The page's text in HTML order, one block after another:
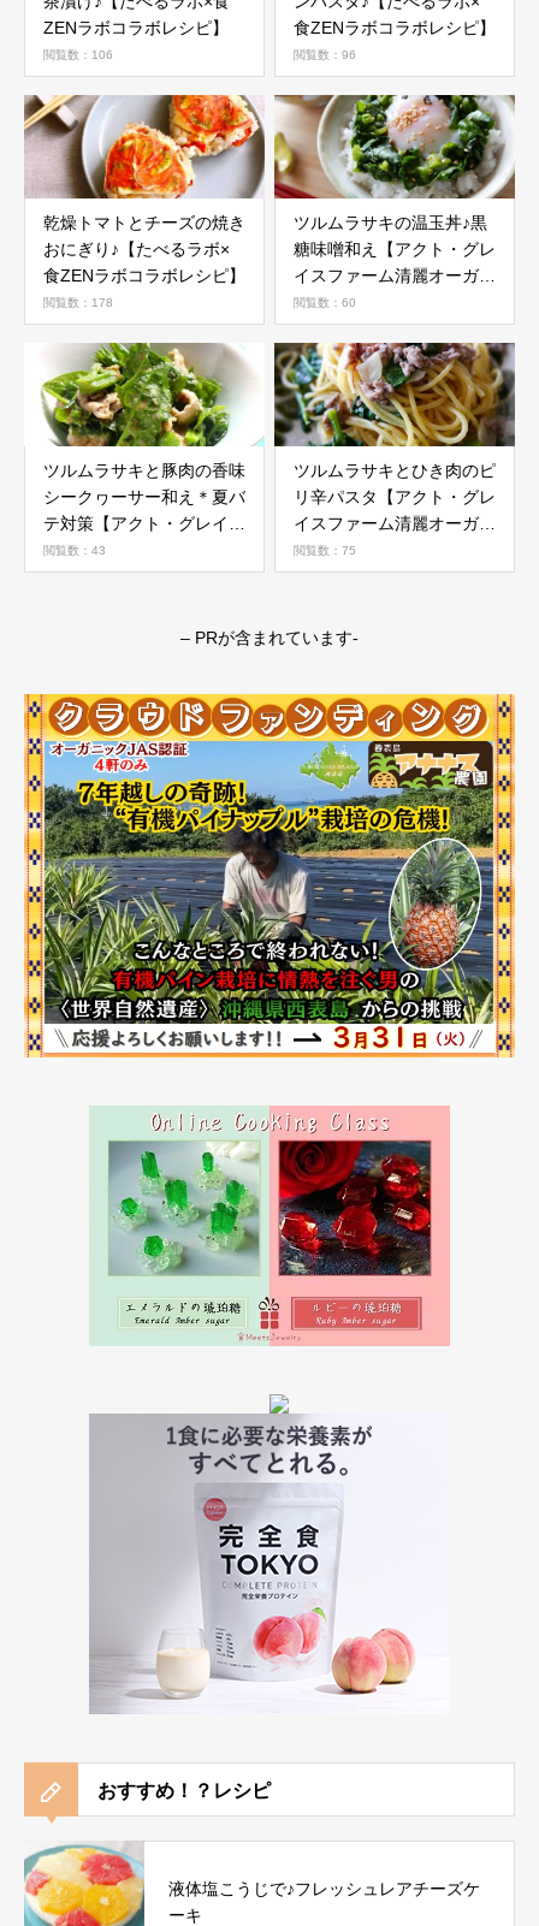
ZENラボコラボレシピ】
閲覧数：106
食ZENラボコラボレシピ】
閲覧数：96
乾燥トマトとチーズの焼き
おにぎり♪【たべるラボ×
食ZENラボコラボレシピ】
閲覧数：178
ツルムラサキの温玉丼♪黒
糖味噌和え【アクト・グレ
イスファーム清麗オーガニ
ック野菜活用レシピ】
閲覧数：60
ツルムラサキと豚肉の香味
シークヮーサー和え＊夏バ
テ対策【アクト・グレイス
ファーム清麗オーガニック
野菜活用レシピ】
閲覧数：43
ツルムラサキとひき肉のピ
リ辛パスタ【アクト・グレ
イスファーム清麗オーガニ
ック野菜活用レシピ】
閲覧数：75
– PRが含まれています-
おすすめ！？レシピ
液体塩こうじで♪フレッシュレアチーズケ
ーキ